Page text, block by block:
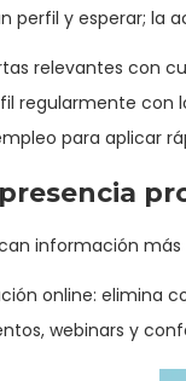
perfil y esperar; la
relevantes con
regularmente con
para aplicar
información
online: elimina
webinars y